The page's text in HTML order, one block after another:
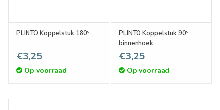
PLINTO Koppelstuk 180º
€3,25
Op voorraad
PLINTO Koppelstuk 90º
binnenhoek
€3,25
Op voorraad